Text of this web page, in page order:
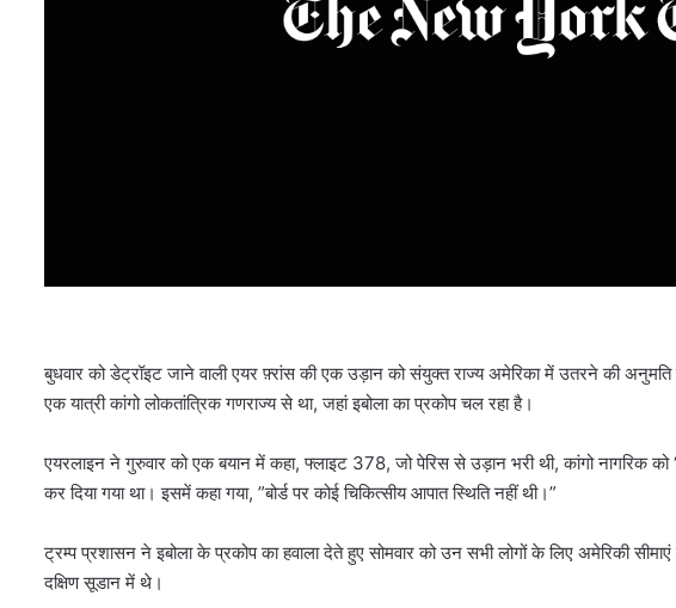
बुधवार को डेट्रॉइट जाने वाली एयर फ़्रांस की एक उड़ान को संयुक्त राज्य अमेरिका में उतरने की अनुमति
एक यात्री कांगो लोकतांत्रिक गणराज्य से था, जहां इबोला का प्रकोप चल रहा है।
एयरलाइन ने गुरुवार को एक बयान में कहा, फ्लाइट 378, जो पेरिस से उड़ान भरी थी, कांगो नागरिक
कर दिया गया था। इसमें कहा गया, ”बोर्ड पर कोई चिकित्सीय आपात स्थिति नहीं थी।”
ट्रम्प प्रशासन ने इबोला के प्रकोप का हवाला देते हुए सोमवार को उन सभी लोगों के लिए अमेरिकी
दक्षिण सूडान में थे।